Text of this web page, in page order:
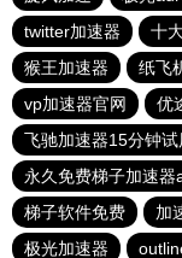
twitter加速器
十
猴王加速器
纸飞
vp加速器官网
优
飞驰加速器15分钟试
永久免费梯子加速器
梯子软件免费
加
极光加速器